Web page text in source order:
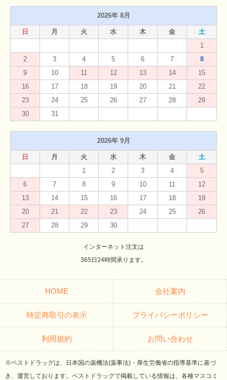
2026年 8月
日 月 火 水 木 金
土
1
2
3 4 5 6 7
8
9
10 11 12 13 14
15
16
17 18 19 20 21
22
23
24 25 26 27 28
29
30
31
2026年 9月
日 月 火 水 木 金
土
1
2 3 4
5
6
7 8 9 10 11
12
13
14 15 16 17 18
19
20
21 22 23 24 25
26
27
28 29 30
インターネット注文は
365日24時間承ります。
HOME 会社案内
特定商取引の表示 プライバシーポリシー
利用規約 お問い合わせ
※ベストドラッグは、日本国の薬機法(薬事法)・厚生労働省の指導基準に基づ
き、運営しております。ベストドラッグで掲載している情報は、各種マスコミ